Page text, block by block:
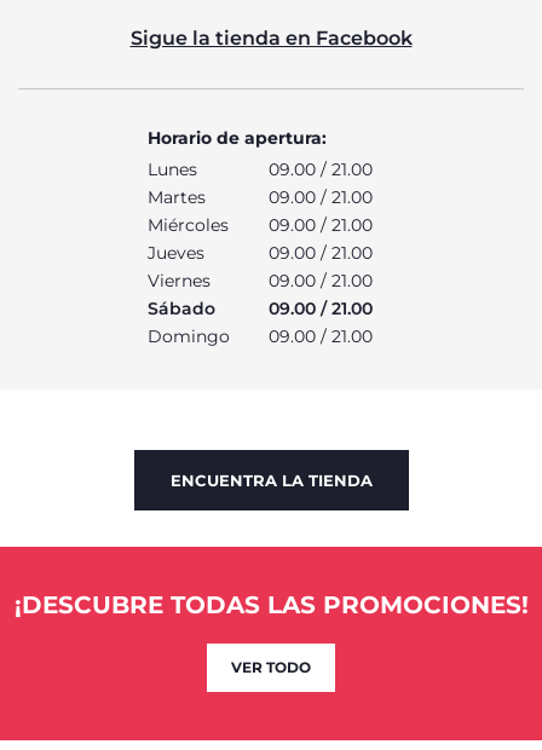
Sigue la tienda en Facebook
Horario de apertura:
Lunes
09.00 / 21.00
Martes
09.00 / 21.00
Miércoles
09.00 / 21.00
Jueves
09.00 / 21.00
Viernes
09.00 / 21.00
Sábado
09.00 / 21.00
Domingo
09.00 / 21.00
ENCUENTRA LA TIENDA
¡DESCUBRE TODAS LAS PROMOCIONES!
VER TODO